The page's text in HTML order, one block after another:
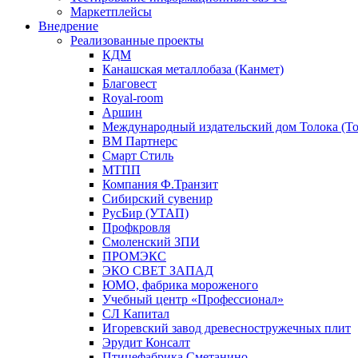
Маркетплейсы
Внедрение
Реализованные проекты
КДМ
Канашская металлобаза (Канмет)
Благовест
Royal-room
Аршин
Международный издательский дом Толока
ВМ Партнерс
Смарт Стиль
МТПП
Компания Ф.Транзит
Сибирский сувенир
РусБир (УТАП)
Профкровля
Смоленский ЗПИ
ПРОМЭКС
ЭКО СВЕТ ЗАПАД
ЮМО, фабрика мороженого
Учебный центр «Профессионал»
СЛ Капитал
Игоревский завод древесностружечных плит
Эрудит Консалт